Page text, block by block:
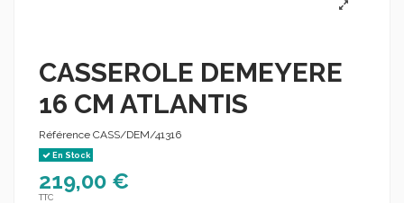
CASSEROLE DEMEYERE
16 CM ATLANTIS
Référence CASS/DEM/41316
En Stock
219,00 €
TTC